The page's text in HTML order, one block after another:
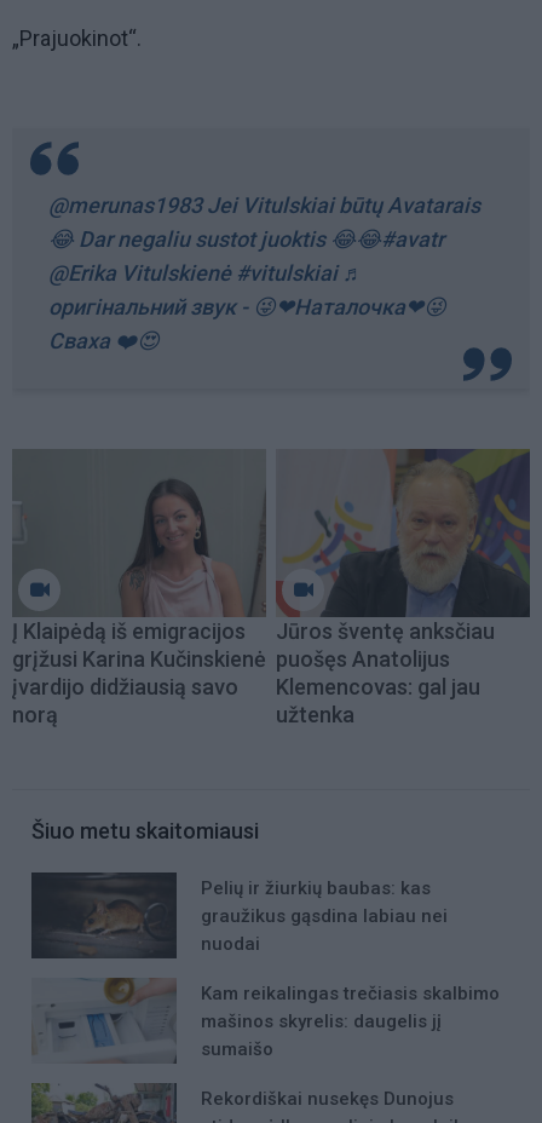
„Prajuokinot“.
@merunas1983Jei Vitulskiai būtų Avatarais
😂 Dar negaliu sustot juoktis 😂😂#avatr
@Erika Vitulskienė #vitulskiai ♬
оригінальний звук - 😜❤Наталочка❤😜
Сваха ❤️😍
Į Klaipėdą iš emigracijos
grįžusi Karina Kučinskienė
įvardijo didžiausią savo
norą
Jūros šventę anksčiau
puošęs Anatolijus
Klemencovas: gal jau
užtenka
Šiuo metu skaitomiausi
Pelių ir žiurkių baubas: kas
graužikus gąsdina labiau nei
nuodai
Kam reikalingas trečiasis skalbimo
mašinos skyrelis: daugelis jį
sumaišo
Rekordiškai nusekęs Dunojus